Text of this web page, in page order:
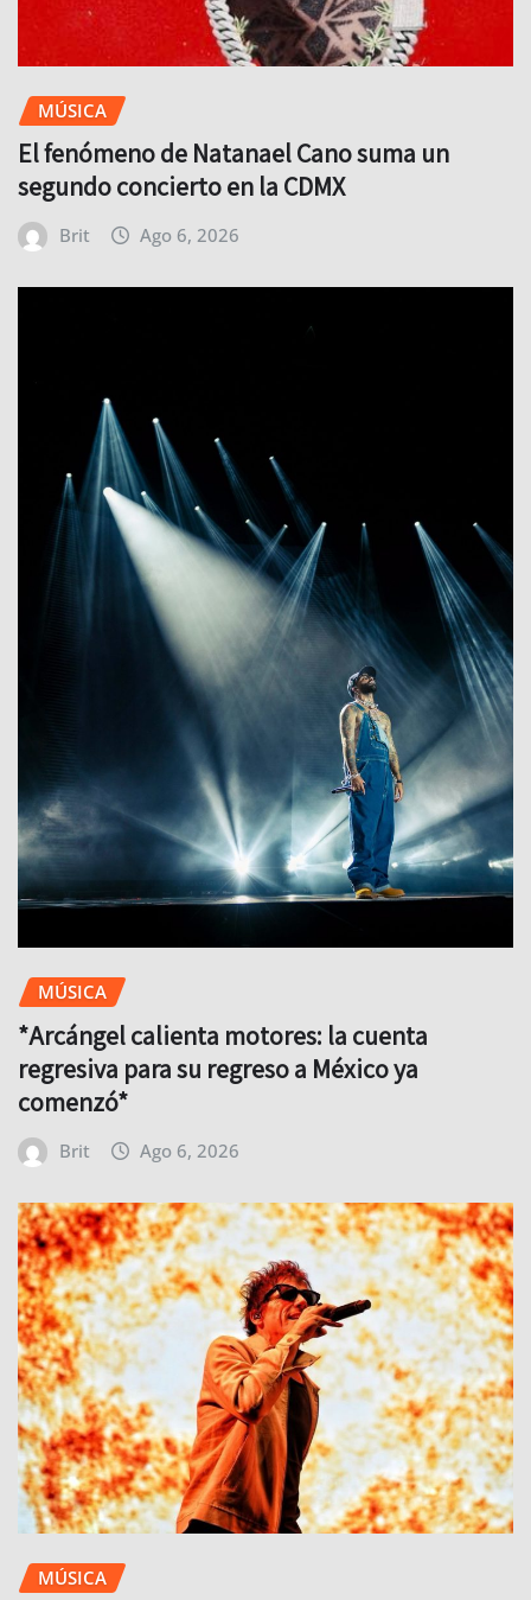
MÚSICA
El fenómeno de Natanael Cano suma un
segundo concierto en la CDMX
Brit Ago 6, 2026
MÚSICA
*Arcángel calienta motores: la cuenta
regresiva para su regreso a México ya
comenzó*
Brit Ago 6, 2026
MÚSICA